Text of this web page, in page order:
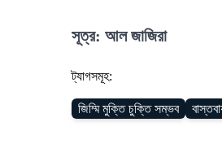
সূত্র: আল জাজিরা
ট্যাগসমূহ:
জিম্মি মুক্তি চুক্তি সম্ভব